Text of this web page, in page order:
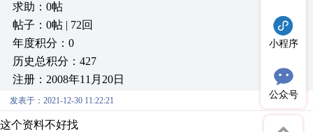
求助：0帖
帖子：0帖 | 72回
年度积分：0
历史总积分：427
注册：2008年11月20日
发表于：2021-12-30 11:22:21
这个资料不好找
小程序
公众号